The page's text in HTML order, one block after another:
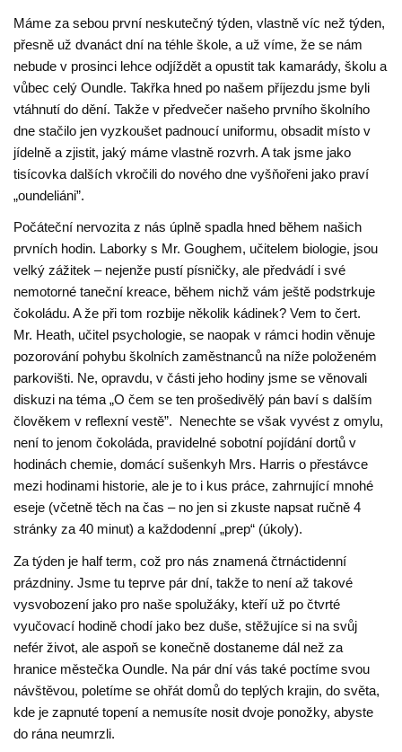
Máme za sebou první neskutečný týden, vlastně víc než týden,
přesně už dvanáct dní na téhle škole, a už víme, že se nám
nebude v prosinci lehce odjíždět a opustit tak kamarády, školu a
vůbec celý Oundle. Takřka hned po našem příjezdu jsme byli
vtáhnutí do dění. Takže v předvečer našeho prvního školního
dne stačilo jen vyzkoušet padnoucí uniformu, obsadit místo v
jídelně a zjistit, jaký máme vlastně rozvrh. A tak jsme jako
tisícovka dalších vkročili do nového dne vyšňořeni jako praví
„oundeliáni”.
Počáteční nervozita z nás úplně spadla hned během našich
prvních hodin. Laborky s Mr. Goughem, učitelem biologie, jsou
velký zážitek – nejenže pustí písničky, ale předvádí i své
nemotorné taneční kreace, během nichž vám ještě podstrkuje
čokoládu. A že při tom rozbije několik kádinek? Vem to čert.
Mr. Heath, učitel psychologie, se naopak v rámci hodin věnuje
pozorování pohybu školních zaměstnanců na níže položeném
parkovišti. Ne, opravdu, v části jeho hodiny jsme se věnovali
diskuzi na téma „O čem se ten prošedivělý pán baví s dalším
člověkem v reflexní vestě”. Nenechte se však vyvést z omylu,
není to jenom čokoláda, pravidelné sobotní pojídání dortů v
hodinách chemie, domácí sušenkyh Mrs. Harris o přestávce
mezi hodinami historie, ale je to i kus práce, zahrnující mnohé
eseje (včetně těch na čas – no jen si zkuste napsat ručně 4
stránky za 40 minut) a každodenní „prep“ (úkoly).
Za týden je half term, což pro nás znamená čtrnáctidenní
prázdniny. Jsme tu teprve pár dní, takže to není až takové
vysvobození jako pro naše spolužáky, kteří už po čtvrté
vyučovací hodině chodí jako bez duše, stěžujíce si na svůj
nefér život, ale aspoň se konečně dostaneme dál než za
hranice městečka Oundle. Na pár dní vás také poctíme svou
návštěvou, poletíme se ohřát domů do teplých krajin, do světa,
kde je zapnuté topení a nemusíte nosit dvoje ponožky, abyste
do rána neumrzli.